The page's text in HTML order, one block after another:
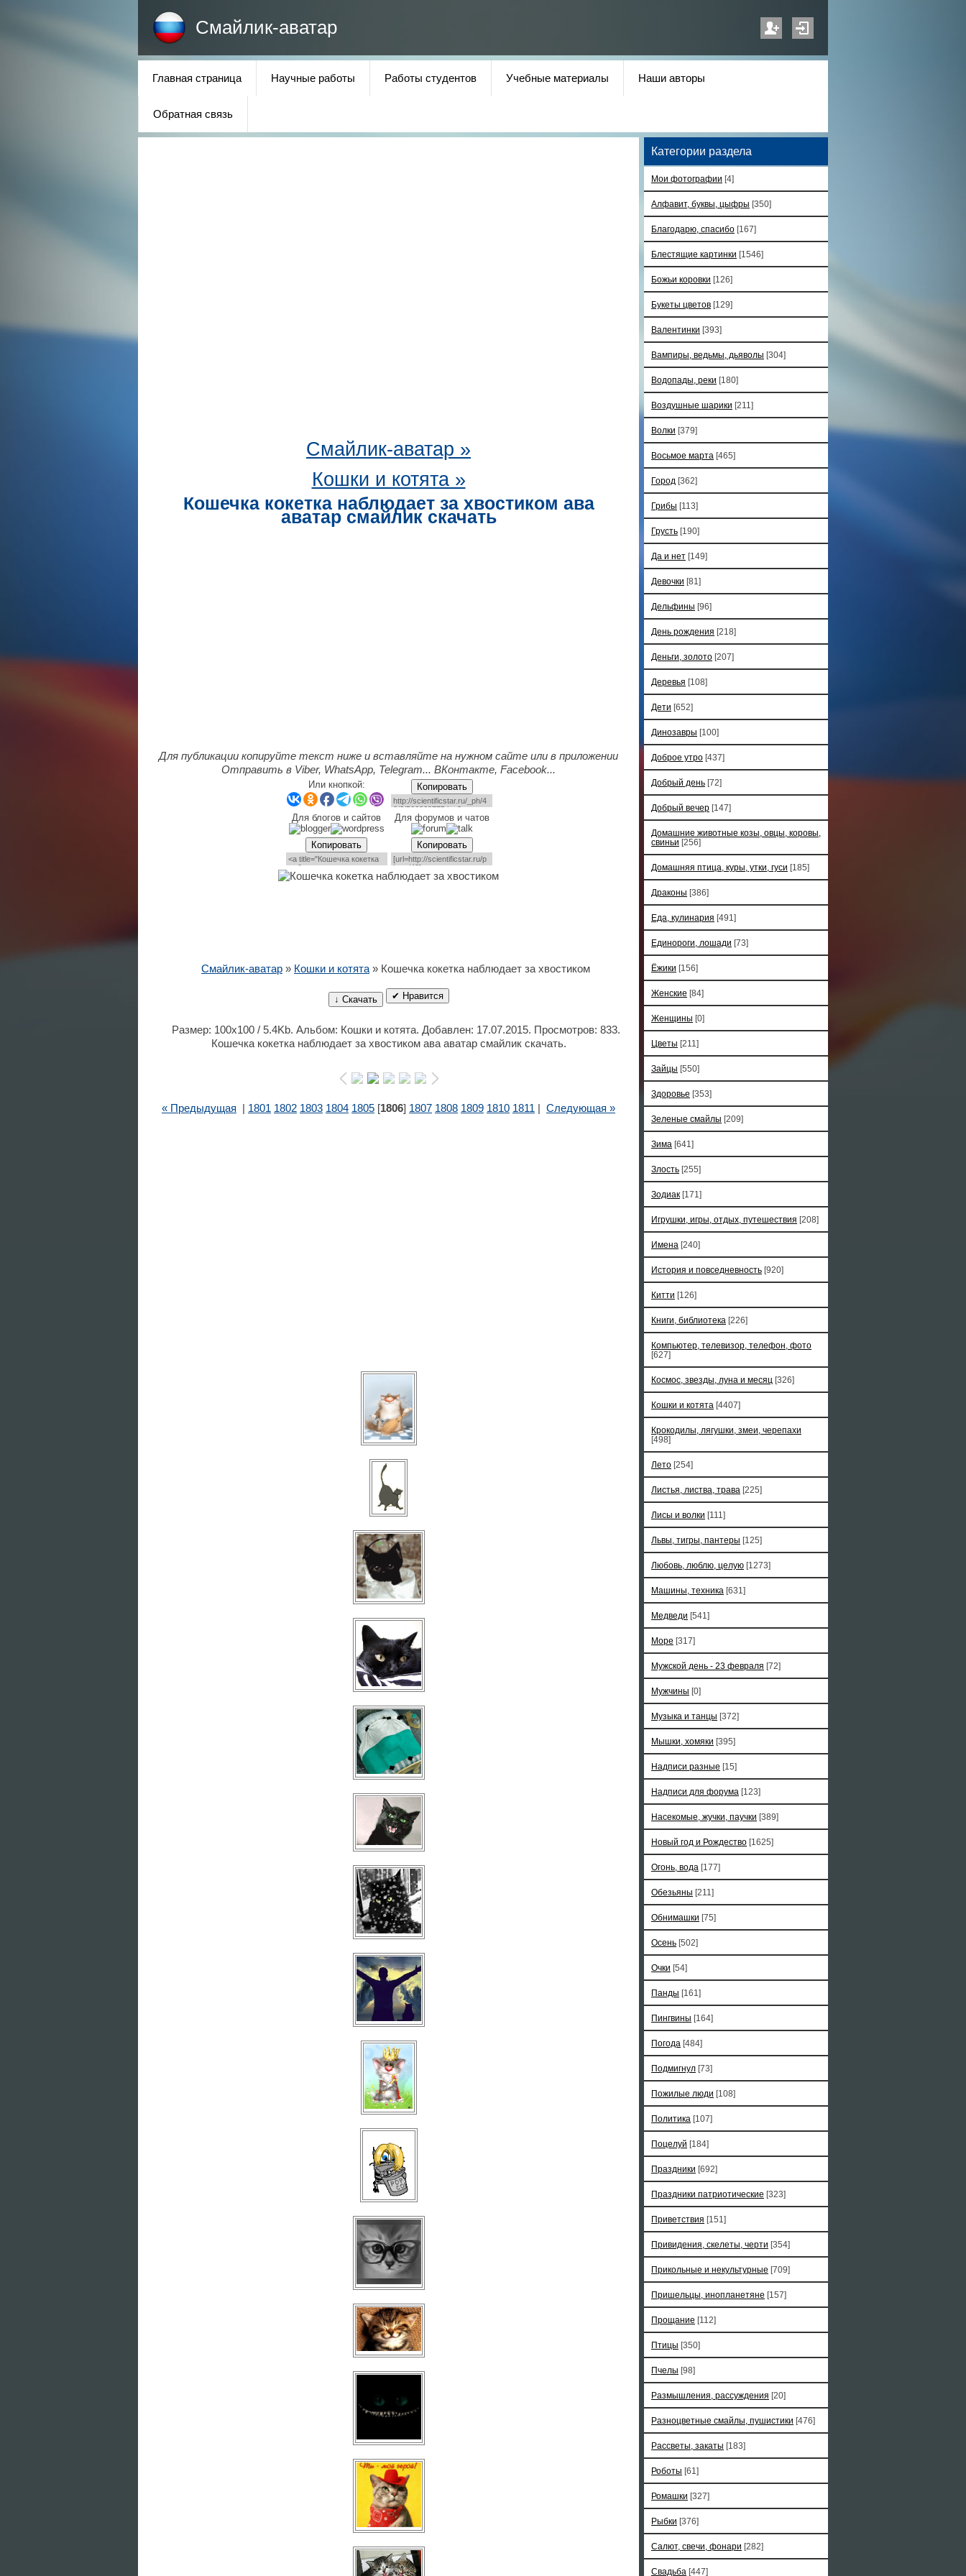
Смайлик-аватар
Главная страница Научные работы Работы студентов Учебные материалы Наши авторы
Обратная связь
Смайлик-аватар »
Кошки и котята »
Кошечка кокетка наблюдает за хвостиком ава
аватар смайлик скачать
Для публикации копируйте текст ниже и вставляйте на нужном сайте или в приложении
Отправить в Viber, WhatsApp, Telegram... ВКонтакте, Facebook...
Или кнопкой: Копировать
Для блогов и сайтов Для форумов и чатов
Копировать Копировать
Смайлик-аватар » Кошки и котята » Кошечка кокетка наблюдает за хвостиком
↓ Скачать ✔ Нравится
Размер: 100x100 / 5.4Kb. Альбом: Кошки и котята. Добавлен: 17.07.2015. Просмотров: 833.
Кошечка кокетка наблюдает за хвостиком ава аватар смайлик скачать.
« Предыдущая 1801 1802 1803 1804 1805 [1806] 1807 1808 1809 1810 1811 Следующая »
Категории раздела
Мои фотографии [4]
Алфавит, буквы, цыфры [350]
Благодарю, спасибо [167]
Блестящие картинки [1546]
Божьи коровки [126]
Букеты цветов [129]
Валентинки [393]
Вампиры, ведьмы, дьяволы [304]
Водопады, реки [180]
Воздушные шарики [211]
Волки [379]
Восьмое марта [465]
Город [362]
Грибы [113]
Грусть [190]
Да и нет [149]
Девочки [81]
Дельфины [96]
День рождения [218]
Деньги, золото [207]
Деревья [108]
Дети [652]
Динозавры [100]
Доброе утро [437]
Добрый день [72]
Добрый вечер [147]
Домашние животные козы, овцы, коровы,
свиньи [256]
Домашняя птица, куры, утки, гуси [185]
Драконы [386]
Еда, кулинария [491]
Единороги, лошади [73]
Ёжики [156]
Женские [84]
Женщины [0]
Цветы [211]
Зайцы [550]
Здоровье [353]
Зеленые смайлы [209]
Зима [641]
Злость [255]
Зодиак [171]
Игрушки, игры, отдых, путешествия [208]
Имена [240]
История и повседневность [920]
Китти [126]
Книги, библиотека [226]
Компьютер, телевизор, телефон, фото
[627]
Космос, звезды, луна и месяц [326]
Кошки и котята [4407]
Крокодилы, лягушки, змеи, черепахи
[498]
Лето [254]
Листья, листва, трава [225]
Лисы и волки [111]
Львы, тигры, пантеры [125]
Любовь, люблю, целую [1273]
Машины, техника [631]
Медведи [541]
Море [317]
Мужской день - 23 февраля [72]
Мужчины [0]
Музыка и танцы [372]
Мышки, хомяки [395]
Надписи разные [15]
Надписи для форума [123]
Насекомые, жучки, паучки [389]
Новый год и Рождество [1625]
Огонь, вода [177]
Обезьяны [211]
Обнимашки [75]
Осень [502]
Очки [54]
Панды [161]
Пингвины [164]
Погода [484]
Подмигнул [73]
Пожилые люди [108]
Политика [107]
Поцелуй [184]
Праздники [692]
Праздники патриотические [323]
Приветствия [151]
Привидения, скелеты, черти [354]
Прикольные и некультурные [709]
Пришельцы, инопланетяне [157]
Прощание [112]
Птицы [350]
Пчелы [98]
Размышления, рассуждения [20]
Разноцветные смайлы, пушистики [476]
Рассветы, закаты [183]
Роботы [61]
Ромашки [327]
Рыбки [376]
Салют, свечи, фонари [282]
Свадьба [447]